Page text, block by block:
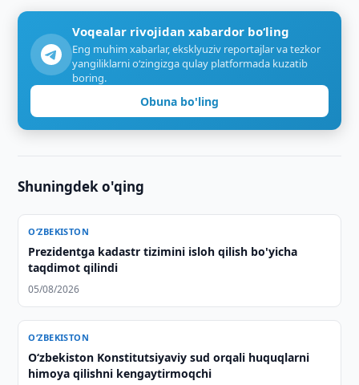
Voqealar rivojidan xabardor bo‘ling
Eng muhim xabarlar, eksklyuziv reportajlar va tezkor
yangiliklarni o‘zingizga qulay platformada kuzatib
boring.
Obuna bo'ling
Shuningdek o'qing
O‘ZBEKISTON
Prezidentga kadastr tizimini isloh qilish bo'yicha
taqdimot qilindi
05/08/2026
O‘ZBEKISTON
Oʻzbekiston Konstitutsiyaviy sud orqali huquqlarni
himoya qilishni kengaytirmoqchi